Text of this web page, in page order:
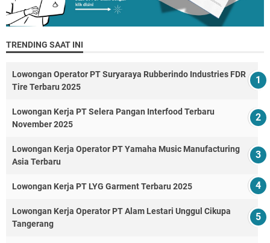
TRENDING SAAT INI
Lowongan Operator PT Suryaraya Rubberindo Industries FDR
Tire Terbaru 2025
Lowongan Kerja PT Selera Pangan Interfood Terbaru
November 2025
Lowongan Kerja Operator PT Yamaha Music Manufacturing
Asia Terbaru
Lowongan Kerja PT LYG Garment Terbaru 2025
Lowongan Kerja Operator PT Alam Lestari Unggul Cikupa
Tangerang